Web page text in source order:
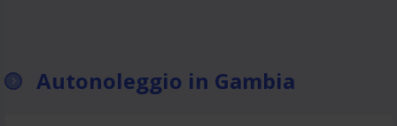
Autonoleggio in Gambia